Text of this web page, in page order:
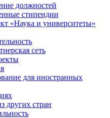
должностей
стипендии
«Наука и университеты»
сеть
для иностранных
других стран